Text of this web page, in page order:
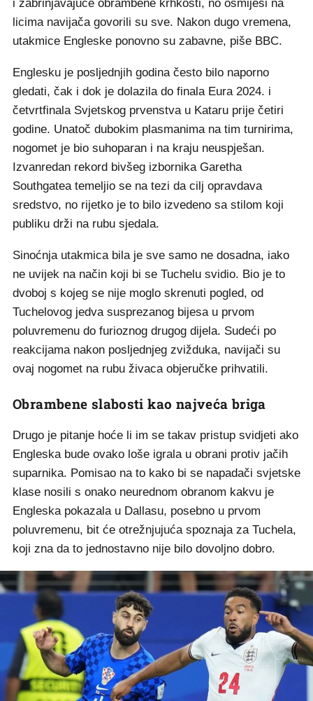
i zabrinjavajuće obrambene krhkosti, no osmijesi na
licima navijača govorili su sve. Nakon dugo vremena,
utakmice Engleske ponovno su zabavne, piše BBC.
Englesku je posljednjih godina često bilo naporno
gledati, čak i dok je dolazila do finala Eura 2024. i
četvrtfinala Svjetskog prvenstva u Kataru prije četiri
godine. Unatoč dubokim plasmanima na tim turnirima,
nogomet je bio suhoparan i na kraju neuspješan.
Izvanredan rekord bivšeg izbornika Garetha
Southgatea temeljio se na tezi da cilj opravdava
sredstvo, no rijetko je to bilo izvedeno sa stilom koji
publiku drži na rubu sjedala.
Sinoćnja utakmica bila je sve samo ne dosadna, iako
ne uvijek na način koji bi se Tuchelu svidio. Bio je to
dvoboj s kojeg se nije moglo skrenuti pogled, od
Tuchelovog jedva susprezanog bijesa u prvom
poluvremenu do furioznog drugog dijela. Sudeći po
reakcijama nakon posljednjeg zvižduka, navijači su
ovaj nogomet na rubu živaca objeručke prihvatili.
Obrambene slabosti kao najveća briga
Drugo je pitanje hoće li im se takav pristup svidjeti ako
Engleska bude ovako loše igrala u obrani protiv jačih
suparnika. Pomisao na to kako bi se napadači svjetske
klase nosili s onako neurednom obranom kakvu je
Engleska pokazala u Dallasu, posebno u prvom
poluvremenu, bit će otrežnjujuća spoznaja za Tuchela,
koji zna da to jednostavno nije bilo dovoljno dobro.